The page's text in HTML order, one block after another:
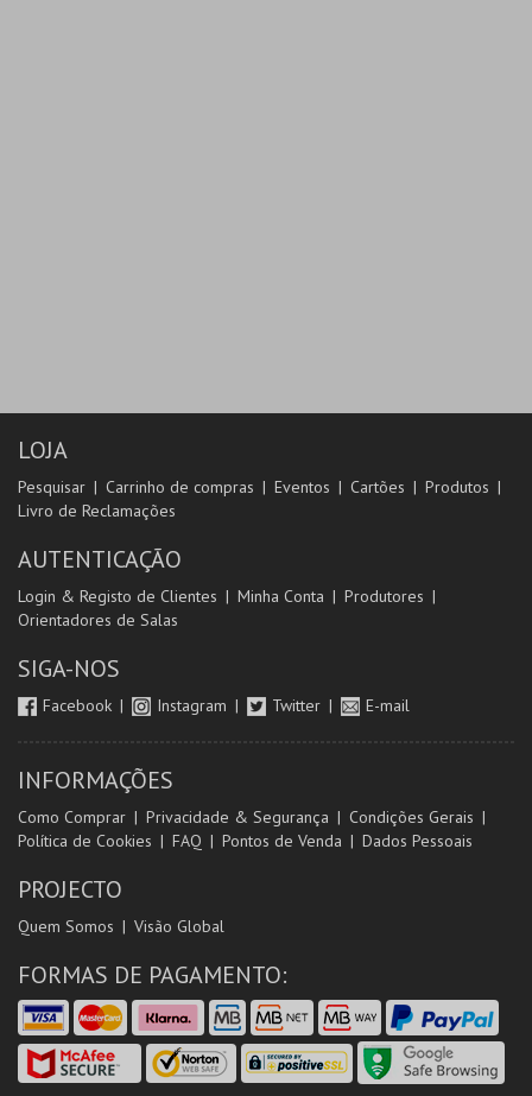
LOJA
Pesquisar Carrinho de compras Eventos Cartões
Produtos
Livro de Reclamações
AUTENTICAÇÃO
Login & Registo de Clientes Minha Conta
Produtores
Orientadores de Salas
SIGA-NOS
Facebook Instagram Twitter E-mail
INFORMAÇÕES
Como Comprar Privacidade & Segurança
Condições Gerais
Política de Cookies
FAQ Pontos de Venda Dados Pessoais
PROJECTO
Quem Somos Visão Global
FORMAS DE PAGAMENTO: